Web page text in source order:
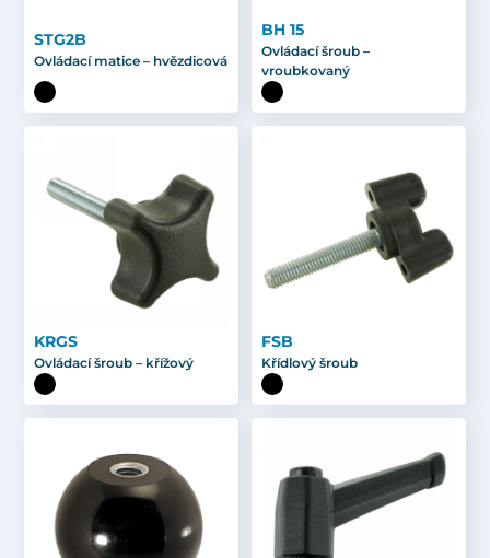
STG2B
Ovládací matice – hvězdicová
BH 15
Ovládací šroub –
vroubkovaný
KRGS
Ovládací šroub – křížový
FSB
Křídlový šroub